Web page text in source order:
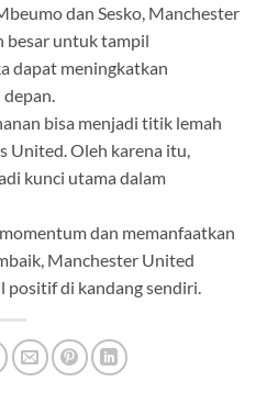
dan Sesko, Manchester
besar untuk tampil
dapat meningkatkan
bisa menjadi titik lemah
United. Oleh karena itu,
kunci utama dalam
dan memanfaatkan
Manchester United
positif di kandang sendiri.